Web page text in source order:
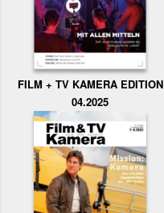
FILM + TV KAMERA EDITION
04.2025